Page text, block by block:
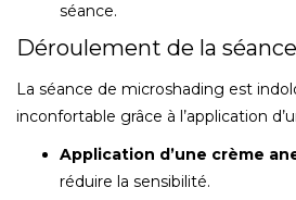
séance.
Déroulement de la séance
La séance de microshading est
inconfortable grâce à l’application
Application d’une crème
réduire la sensibilité.